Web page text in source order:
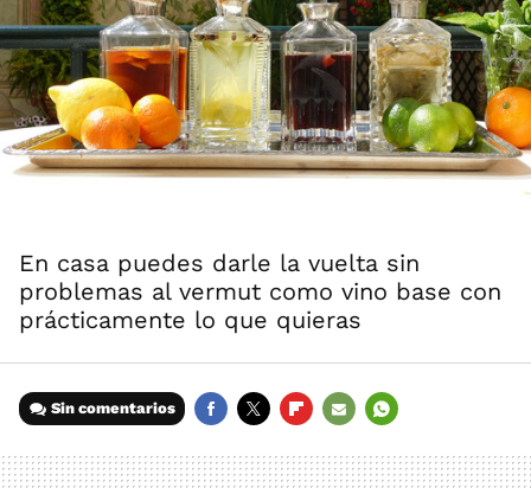
En casa puedes darle la vuelta sin
problemas al vermut como vino base con
prácticamente lo que quieras
Sin comentarios
MAIL